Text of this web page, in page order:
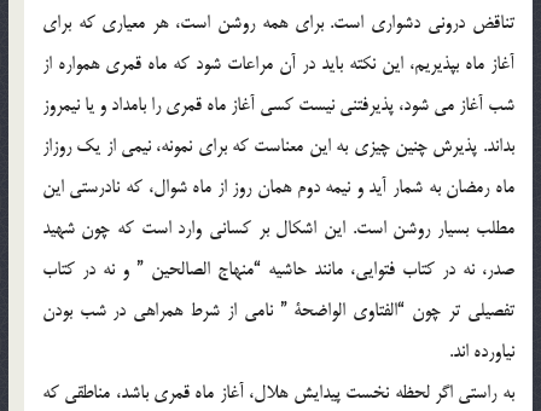
تناقض دروني دشواري است. براي همه روشن است، هر معياري كه براي
آغاز ماه بپذيريم، اين نكته بايد در آن مراعات شود كه ماه قمري همواره از
شب آغاز مي شود، پذيرفتني نيست كسي آغاز ماه قمري را بامداد و يا نيمروز
بداند. پذيرش چنين چيزي به اين معناست كه براي نمونه، نيمي از يك روزاز
ماه رمضان به شمار آيد و نيمه دوم همان روز از ماه شوال، كه نادرستي اين
مطلب بسيار روشن است. اين اشكال بر كساني وارد است كه چون شهيد
صدر، نه در كتاب فتوايي، مانند حاشيه “منهاج الصالحين ” و نه در كتاب
تفصيلي تر چون “الفتاوي الواضحة ” نامي از شرط همراهي در شب بودن
نياورده اند.
به راستي اگر لحظه نخست پيدايش هلال، آغاز ماه قمري باشد، مناطقي كه